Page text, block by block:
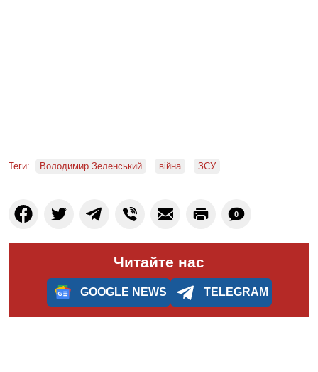
Теги: Володимир Зеленський війна ЗСУ
0
Читайте нас
GOOGLE NEWS TELEGRAM